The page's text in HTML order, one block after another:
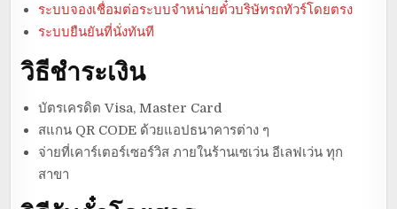
ระบบจองเชื่อมต่อระบบจำหน่ายตั๋วบริษัทรถทัวร์โดยตรง
ระบบยืนยันที่นั่งทันที
วิธีชำระเงิน
บัตรเครดิต Visa, Master Card
สแกน QR CODE ด้วยแอปธนาคารต่าง ๆ
จ่ายที่เคาร์เตอร์เซอร์วิส ภายในร้านเซเว่น อีเลฟเว่น ทุก
สาขา